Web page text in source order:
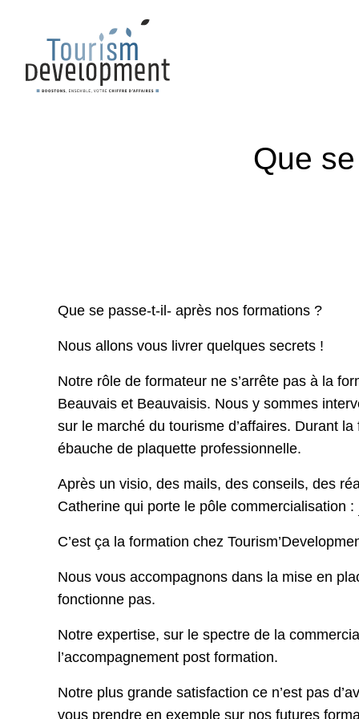
Que
Que se passe-t-il- après nos formations ?
Nous allons vous livrer quelques secrets !
Notre rôle de formateur ne s’arrête pas à la
Beauvais et Beauvaisis. Nous y sommes
sur le marché du tourisme d’affaires. Durant
ébauche de plaquette professionnelle.
Après un visio, des mails, des conseils, des
Catherine qui porte le pôle commercialisation :
C’est ça la formation chez
Nous vous accompagnons dans la mise en
fonctionne pas.
Notre expertise, sur le spectre de la
l’accompagnement post formation.
Notre plus grande satisfaction ce n’est pas
vous prendre en exemple sur nos futures